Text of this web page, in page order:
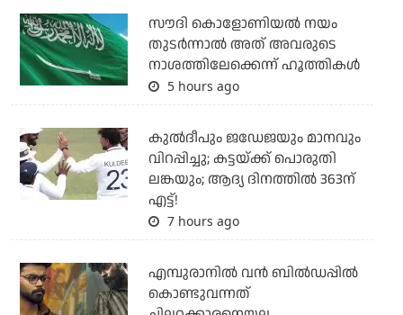
സൗദി കൊളോണിയല്‍ നയം
തുടര്‍ന്നാല്‍ അത് അവരുടെ
നാശത്തിലേക്കെന്ന് ഹൂത്തികള്‍
5 hours ago
കുല്‍ദീപും ജഡേജയും മാനവും
വിറപ്പിച്ചു; കട്ടയ്ക്ക് പൊരുതി
ലങ്കയും; ആദ്യ ദിനത്തില്‍ 363ന്
എട്ട്!
7 hours ago
എമ്പുരാനില്‍ വന്‍ ബില്‍ഡപ്പില്‍
കൊണ്ടുവന്നത്